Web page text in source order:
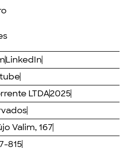
LinkedIn
LTDA2025
Valim, 167
815